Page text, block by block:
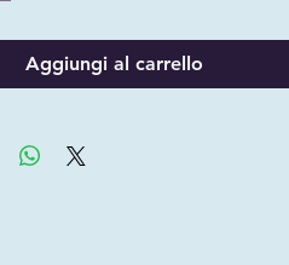
Aggiungi al carrello